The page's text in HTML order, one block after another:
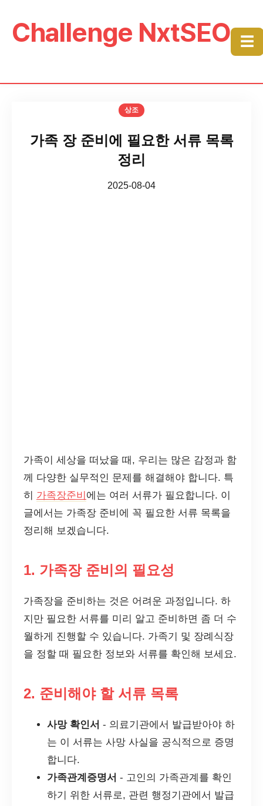
Challenge NxtSEO ☰
상조
가족 장 준비에 필요한 서류 목록
정리
2025-08-04
가족이 세상을 떠났을 때, 우리는 많은 감정과 함
께 다양한 실무적인 문제를 해결해야 합니다. 특
히 가족장준비 에는 여러 서류가 필요합니다. 이
글에서는 가족장 준비에 꼭 필요한 서류 목록을
정리해 보겠습니다.
1. 가족장 준비의 필요성
가족장을 준비하는 것은 어려운 과정입니다. 하
지만 필요한 서류를 미리 알고 준비하면 좀 더 수
월하게 진행할 수 있습니다. 가족기 및 장례식장
을 정할 때 필요한 정보와 서류를 확인해 보세요.
2. 준비해야 할 서류 목록
사망 확인서 - 의료기관에서 발급받아야 하
는 이 서류는 사망 사실을 공식적으로 증명
합니다.
가족관계증명서 - 고인의 가족관계를 확인
하기 위한 서류로, 관련 행정기관에서 발급